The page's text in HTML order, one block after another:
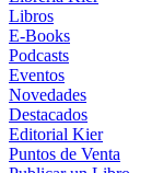
Libros
E-Books
Podcasts
Eventos
Novedades
Destacados
Editorial Kier
Puntos de Venta